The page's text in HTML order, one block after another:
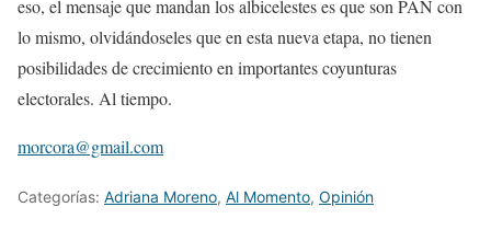
eso, el mensaje que mandan los albicelestes es que son PAN con
lo mismo, olvidándoseles que en esta nueva etapa, no tienen
posibilidades de crecimiento en importantes coyunturas
electorales. Al tiempo.
morcora@gmail.com
Categorías: Adriana Moreno, Al Momento, Opinión